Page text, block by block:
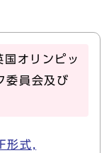
オリンピッ
委員会及び
形式,